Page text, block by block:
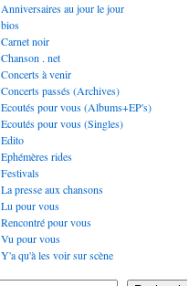
Anniversaires au jour le jour
bios
Carnet noir
Chanson . net
Concerts à venir
Concerts passés (Archives)
Ecoutés pour vous (Albums+EP's)
Ecoutés pour vous (Singles)
Edito
Ephémères rides
Festivals
La presse aux chansons
Lu pour vous
Rencontré pour vous
Vu pour vous
Y'a qu'à les voir sur scène